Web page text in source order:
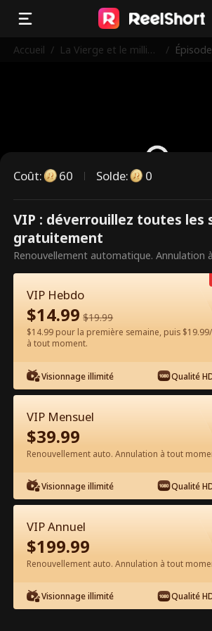
Accueil / La Vierge et le milliar
/
Ce sont des épisodes
Débloquez pour
Regarder gratuitement
Épisode 66 - La Vierge et
milliardaire Film complet
1-50 51-76
Coût: 60 Solde: 0
VIP : déverrouillez toutes les
gratuitement
Renouvellement automatique. Annulation
VIP Hebdo
$14.99 $19.99
$14.99 pour la première semaine, puis
à tout moment.
Visionnage illimité Qualité
VIP Mensuel
$39.99
Renouvellement auto. Annulation à tout
Visionnage illimité Qualité
VIP Annuel
$199.99
Renouvellement auto. Annulation à tout
Visionnage illimité Qualité